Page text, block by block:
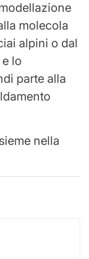
molecola
alpini o dal
lo
parte alla
nella